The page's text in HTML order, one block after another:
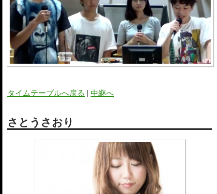
タイムテーブルへ戻る 中継へ
さとうさおり